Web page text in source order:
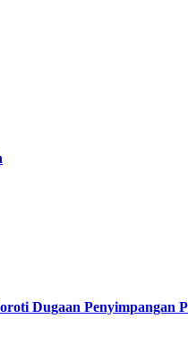
Dugaan Penyimpangan